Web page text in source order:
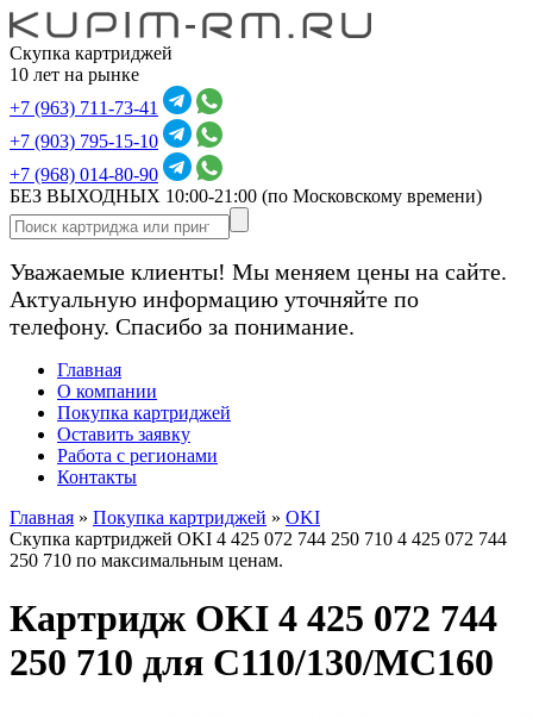
Скупка картриджей
10 лет на рынке
+7 (963) 711-73-41
+7 (903) 795-15-10
+7 (968) 014-80-90
БЕЗ ВЫХОДНЫХ 10:00-21:00 (по Московскому времени)
Уважаемые клиенты! Мы меняем цены на сайте.
Актуальную информацию уточняйте по
телефону. Спасибо за понимание.
Главная
О компании
Покупка картриджей
Оставить заявку
Работа с регионами
Контакты
Главная » Покупка картриджей » OKI
Скупка картриджей OKI 4 425 072 744 250 710 4 425 072 744
250 710 по максимальным ценам.
Картридж OKI 4 425 072 744
250 710 для C110/130/MC160